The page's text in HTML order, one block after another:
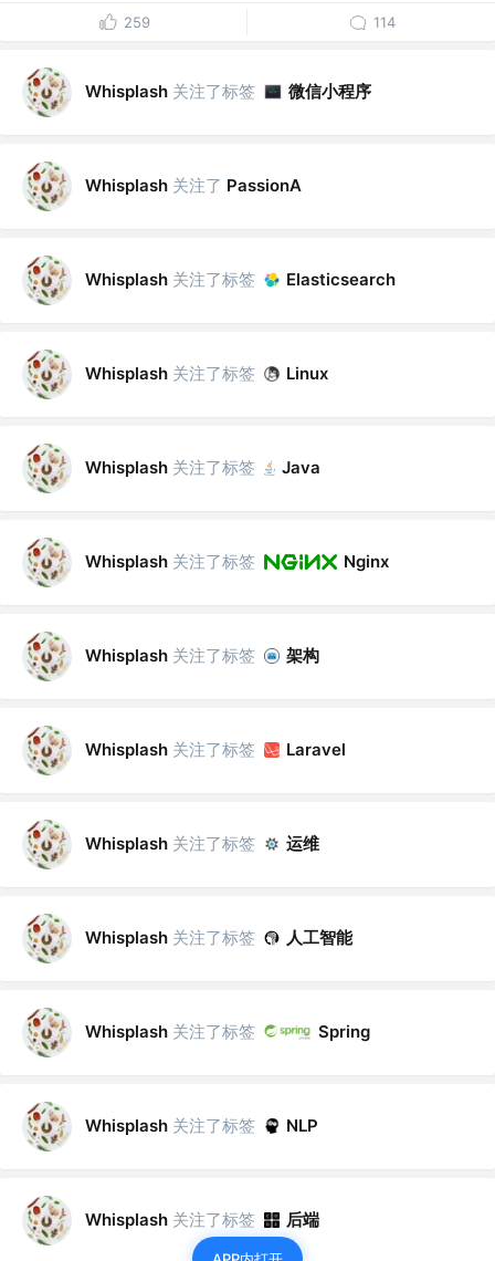
259 114
Whisplash 关注了标签 微信小程序
Whisplash 关注了 PassionA
Whisplash 关注了标签 Elasticsearch
Whisplash 关注了标签 Linux
Whisplash 关注了标签 Java
Whisplash 关注了标签 Nginx
Whisplash 关注了标签 架构
Whisplash 关注了标签 Laravel
Whisplash 关注了标签 运维
Whisplash 关注了标签 人工智能
Whisplash 关注了标签 Spring
Whisplash 关注了标签 NLP
Whisplash 关注了标签 后端